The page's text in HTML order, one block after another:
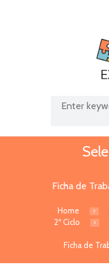
Ficha de
Home
2º Ciclo
Ficha de